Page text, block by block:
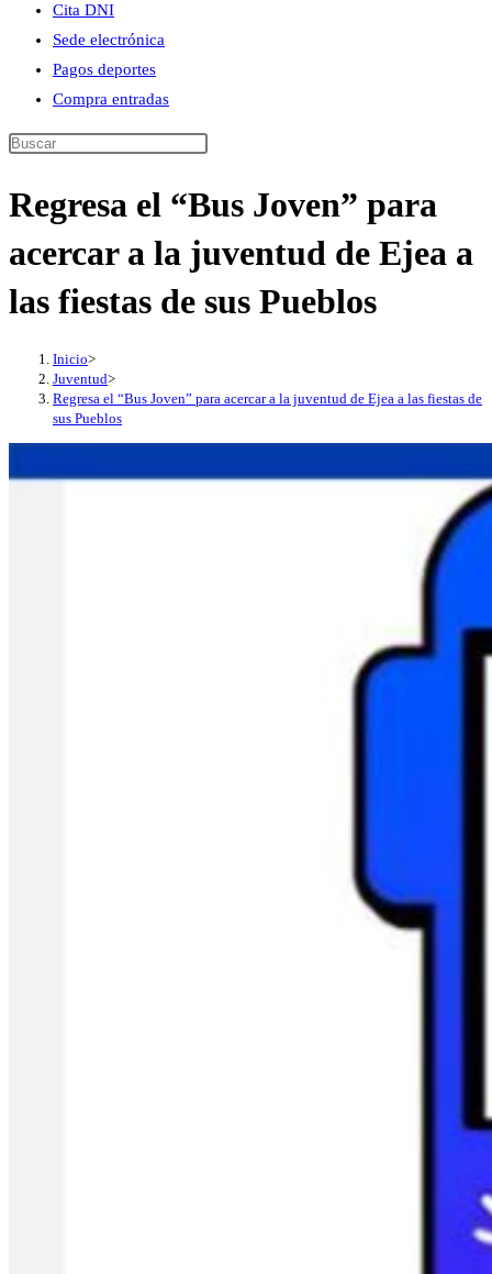
Cita DNI
Sede electrónica
Pagos deportes
Compra entradas
Buscar
esta
Regresa el “Bus Joven” para
acercar a la juventud de Ejea a
las fiestas de sus Pueblos
Inicio>
Juventud>
Regresa el “Bus Joven” para acercar a la juventud de Ejea a las fiestas de
sus Pueblos